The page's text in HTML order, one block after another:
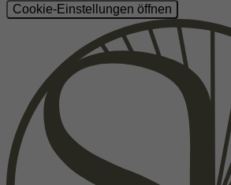
Cookie-Einstellungen öffnen